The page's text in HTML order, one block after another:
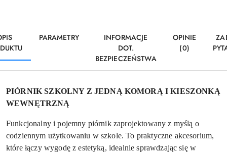
PARAMETRY
INFORMACJE
DOT.
BEZPIECZEŃSTWA
OPINIE
(0)
PIÓRNIK SZKOLNY Z JEDNĄ KOMORĄ I KIESZONKĄ
WEWNĘTRZNĄ
Funkcjonalny i pojemny piórnik zaprojektowany z myślą o
codziennym użytkowaniu w szkole. To praktyczne akcesorium,
które łączy wygodę z estetyką, idealnie sprawdzając się w